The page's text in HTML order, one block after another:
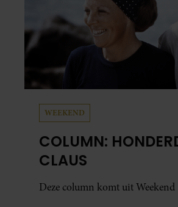
WEEKEND
COLUMN:
CLAUS
Deze column komt uit Weekend